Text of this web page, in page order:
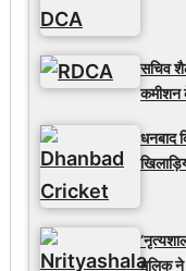
सचिव
कमीशन
धनबाद
मलिक ने